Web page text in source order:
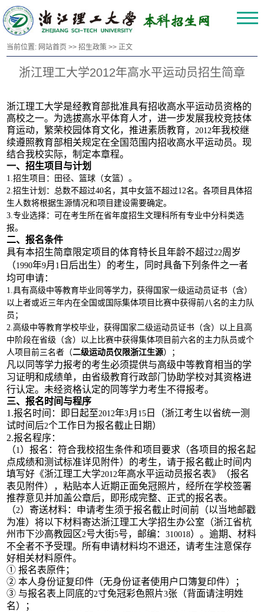
当前位置: 网站首页 >>招生政策 >> 正文
浙江理工大学2012年高水平运动员招生简章
浙江理工大学是经教育部批准具有招收高水平运动员资格的
高校之一。为选拔高水平体育人才，进一步发展我校竞技体
育运动，繁荣校园体育文化，推进素质教育， 2012年我校继
续遵照教育部相关规定在全国范围内招收高水平运动员。现
结合我校实际，制定本章程。
一、招生项目与计划
1.招生项目：田径、篮球（女篮）。
2.招生计划：总数不超过40名，其中女篮不超过12名。各项目具体招
生人数将根据生源情况和项目建设需要确定。
3.专业选择：可在考生所在省年度招生文理科所有专业中分科类选
报。
二、报名条件
具有本招生简章限定项目的体育特长且年龄不超过22周岁
（1990年9月 1 日后出生）的考生，同时具备下列条件之一者
均可申请：
1.具有高级中等教育毕业同等学力，获得国家一级运动员证书（含）
以上者或近三年内在全国或国际集体项目比赛中获得前八名的主力队
员；
2.高级中等教育学校毕业，获得国家二级运动员证书（含）以上且高
中阶段在省级（含）以上比赛中获得集体项目前六名的主力队员或个
人项目前三名者（二级运动员仅限浙江生源）；
凡以同等学力报考的考生必须提供与高级中等教育相当的学
习证明和成绩单，由省级教育行政部门协助学校对其资格进
行认定。未经资格认定的同等学力考生不得报考。
三、报名时间与程序
1.报名时间： 即日起至2012年3月 15 日
（浙江考生以省统一测
试时间后2个工作日为报名截止日期）
2.报名程序：
（1）报名：符合我校招生条件和项目要求（各项目的报名起
点成绩和测试标准详见附件）的考生，请于报名截止时间内
填写好《浙江理工大学2012年高水平运动员报名表》（报名
表见附件），粘贴本人近期正面免冠照片，经所在学校签署
推荐意见并加盖公章后，即形成完整、正式的报名表。
（2）寄送材料：申请考生须于报名截止时间前（以当地邮戳
为准）将以下材料寄达浙江理工大学招生办公室（浙江省杭
州市下沙高教园区2号大街5号，邮编：310018）。逾期、材料
不全者不予受理。所有申请材料均不退还，请考生注意保存
好相关材料原件。
① 报名表原件；
② 本人身份证复印件（无身份证者使用户口簿复印件）；
③ 与报名表上同底的2寸免冠彩色照片3张（背面请注明姓
名）；